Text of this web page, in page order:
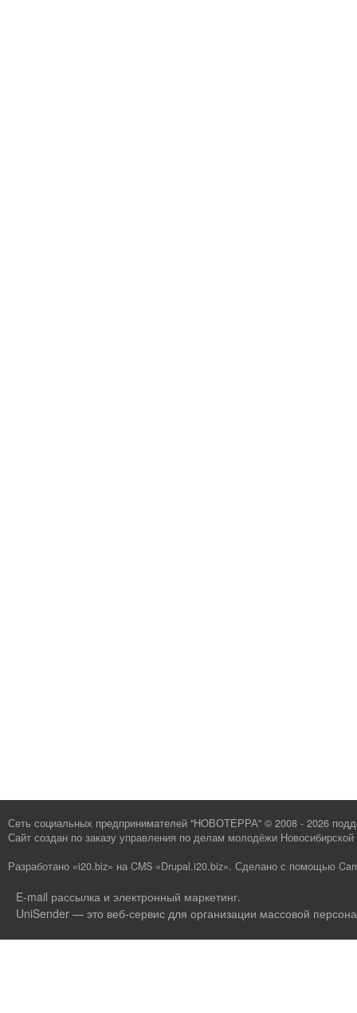
Сеть социальных предпринимателей "НОВОТЕРРА" © 2008 - 2026
Сайт создан по заказу управления по делам молодёжи Новосибирской
Разработано «i20.biz» на CMS «Drupal.i20.biz». Сделано с помощью
E-mail рассылка и электронный маркетинг.
UniSender — это веб-сервис для организации массовой